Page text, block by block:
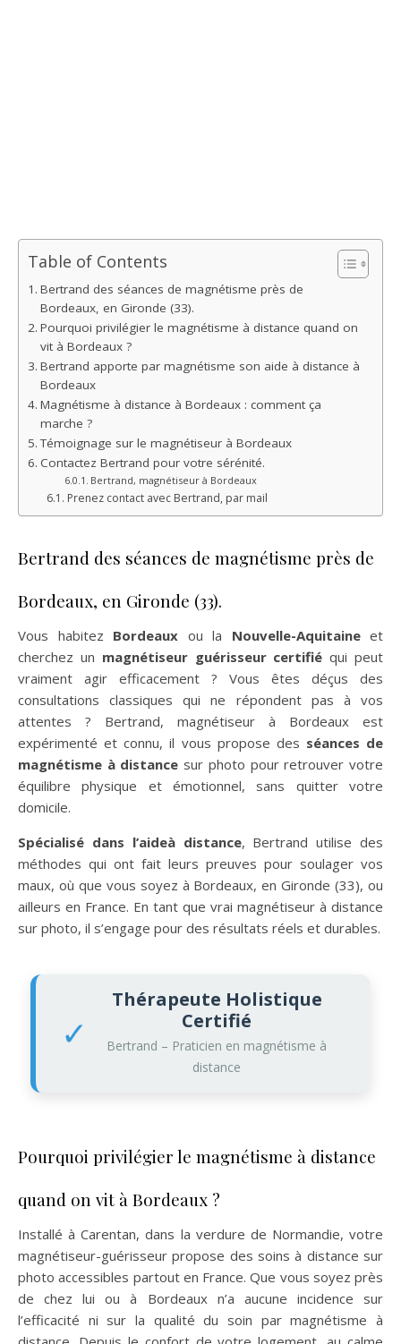
Table of Contents
Bertrand des séances de magnétisme près de
Bordeaux, en Gironde (33).
Pourquoi privilégier le magnétisme à distance quand on
vit à Bordeaux ?
Bertrand apporte par magnétisme son aide à distance à
Bordeaux
Magnétisme à distance à Bordeaux : comment ça
marche ?
Témoignage sur le magnétiseur à Bordeaux
Contactez Bertrand pour votre sérénité.
Bertrand, magnétiseur à Bordeaux
Prenez contact avec Bertrand, par mail
Bertrand des séances de magnétisme près de
Bordeaux, en Gironde (33).
Vous habitez Bordeaux ou la Nouvelle-Aquitaineet
cherchez un magnétiseur guérisseur certifié qui peut
vraiment agir efficacement ? Vous êtes déçus des
consultations classiques qui ne répondent pas à vos
attentes ? Bertrand, magnétiseur à Bordeaux est
expérimenté et connu, il vous propose des séances de
magnétisme à distance sur photo pour retrouver votre
équilibre physique et émotionnel, sans quitter votre
domicile.
Spécialisé dans l’aideà distance, Bertrand utilise des
méthodes qui ont fait leurs preuves pour soulager vos
maux, où que vous soyez à Bordeaux, en Gironde (33), ou
ailleurs en France. En tant que vrai magnétiseur à distance
sur photo, il s’engage pour des résultats réels et durables.
✓
Thérapeute Holistique
Certifié
Bertrand – Praticien en magnétisme à
distance
Pourquoi privilégier le magnétisme à distance
quand on vit à Bordeaux ?
Installé à Carentan, dans la verdure de Normandie, votre
magnétiseur-guérisseur propose des soins à distance sur
photo accessibles partout en France. Que vous soyez près
de chez lui ou à Bordeaux n’a aucune incidence sur
l’efficacité ni sur la qualité du soin par magnétisme à